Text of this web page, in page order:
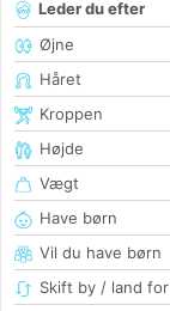
Leder du efter
Øjne
Håret
Kroppen
Højde
Vægt
Have børn
Vil du have børn
Skift by / land